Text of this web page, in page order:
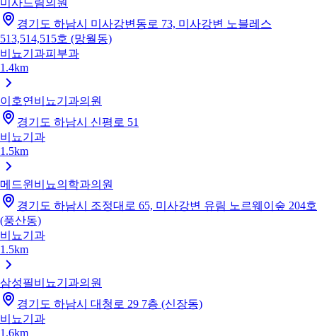
경기도 하남시 미사강변동로 73, 미사강변 노블레스
513,514,515호 (망월동)
비뇨기과피부과
1.4km
이호연비뇨기과의원
경기도 하남시 신평로 51
비뇨기과
1.5km
메드윈비뇨의학과의원
경기도 하남시 조정대로 65, 미사강변 유림 노르웨이숲 204호
(풍산동)
비뇨기과
1.5km
삼성필비뇨기과의원
경기도 하남시 대청로 29 7층 (신장동)
비뇨기과
1.6km